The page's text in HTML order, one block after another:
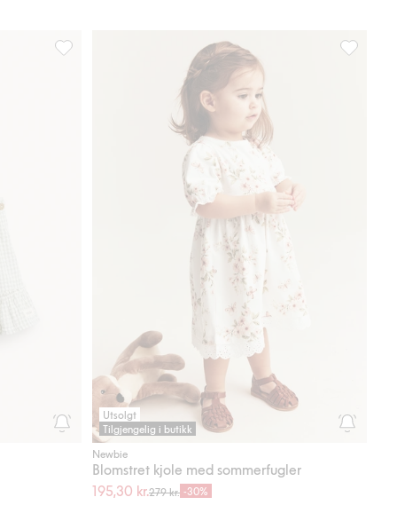
Vevd kjole med volanger, Legg til i favoriter
Utsolgt
Tilgjengelig i butikk
Newbie
Blomstret kjole med sommerfugler
195,30 kr.279 kr. -30%